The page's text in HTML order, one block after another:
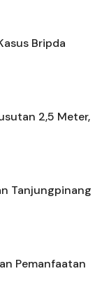
Bripda
2,5 Meter,
Tanjungpinang
Pemanfaatan